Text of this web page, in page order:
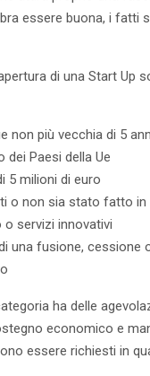
essere buona, i
di una Start Up
non più vecchia di 5
dei Paesi della Ue
5 milioni di euro
o non sia stato fatto
servizi innovativi
una fusione, cessione
ha delle
economico e
essere richiesti in